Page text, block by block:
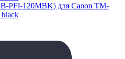
PFI-120MBK) для Canon TM-
black